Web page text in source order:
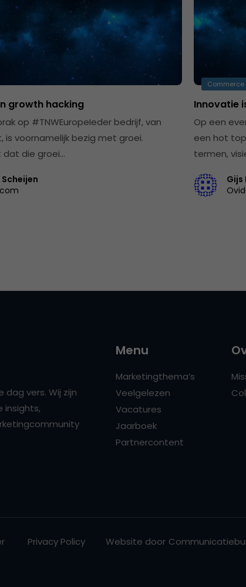
growth hacking
op #TNWEuropeIeder bedrijf, van
is voornamelijk bezig met groei.
dat die groei…
Commerce
Innovatie
Op een
een hot
termen,
Gijs
vers. Wij zijn
insights,
Menu
Marketingthema’s
Veelgelezen
Vacatures
Jaarboek
Partnercontent
Privacy Policy Website door